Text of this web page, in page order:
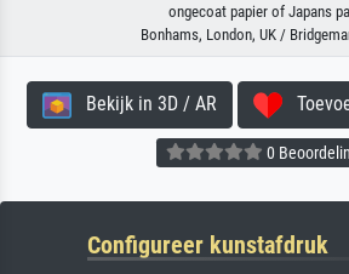
ongecoat papier of Japans
Bonhams, London, UK /
Bekijk in 3D / AR
0
Configureer kunstafdruk